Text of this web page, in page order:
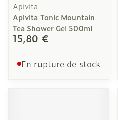
Apivita
Apivita Tonic Mountain
Tea Shower Gel 500ml
15,80 €
En rupture de stock